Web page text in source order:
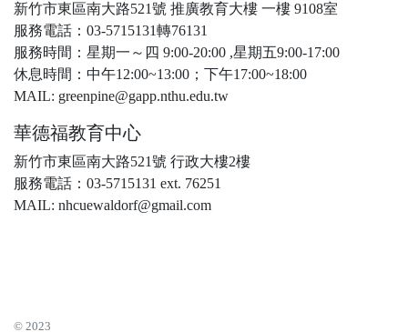
新竹市東區南大路521號 推廣教育大樓 一樓 9108室
服務電話：03-5715131轉76131
服務時間：星期一～四 9:00-20:00 ,星期五9:00-17:00
休息時間：中午12:00~13:00；下午17:00~18:00
MAIL: greenpine@gapp.nthu.edu.tw
華德福教育中心
新竹市東區南大路521號 行政大樓2樓
服務電話：03-5715131 ext. 76251
MAIL: nhcuewaldorf@gmail.com
© 2023